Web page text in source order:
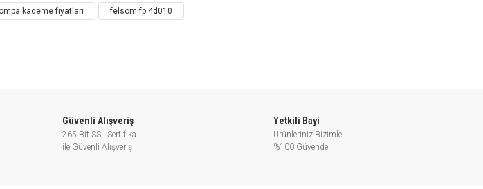
POMPALARDAN DAHA İYİ SONUÇ ELDE EDİLİR.
Yaz
kademe fiyatları felsom fp 4d010
Güvenli Alışveriş
265 Bit SSL Sertifika
ile Güvenli Alışveriş
Yetkili Bayi
Ürünleriniz Bizimle
%100 Güvende